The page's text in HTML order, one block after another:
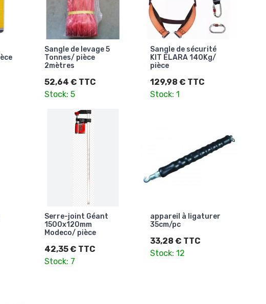
Sangle de levage 5
Tonnes/ pièce
2mètres
52,64 € TTC
Stock: 5
Sangle de sécurité
KIT ELARA 140Kg/
pièce
129,98 € TTC
Stock: 1
Serre-joint Géant
1500x120mm
Modeco/ pièce
42,35 € TTC
Stock: 7
appareil à ligaturer
35cm/pc
33,28 € TTC
Stock: 12